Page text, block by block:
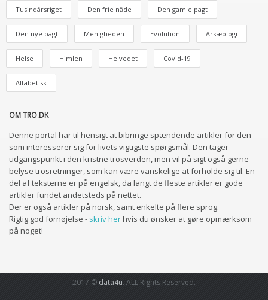
Tusindårsriget Den frie nåde Den gamle pagt
Den nye pagt Menigheden Evolution Arkæologi
Helse Himlen Helvedet Covid-19
Alfabetisk
OM TRO.DK
Denne portal har til hensigt at bibringe spændende artikler for den
som interesserer sig for livets vigtigste spørgsmål. Den tager
udgangspunkt i den kristne trosverden, men vil på sigt også gerne
belyse trosretninger, som kan være vanskelige at forholde sig til. En
del af teksterne er på engelsk, da langt de fleste artikler er gode
artikler fundet andetsteds på nettet.
Der er også artikler på norsk, samt enkelte på flere sprog.
Rigtig god fornøjelse - skriv herhvis du ønsker at gøre opmærksom
på noget!
2017 © data4u. ALL Rights Reserved.